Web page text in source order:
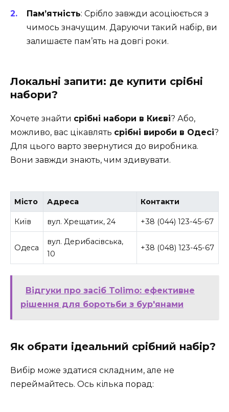
Пам’ятність: Срібло завжди асоціюється з
чимось значущим. Даруючи такий набір, ви
залишаєте пам’ять на довгі роки.
Локальні запити: де купити срібні
набори?
Хочете знайти срібні набори в Києві? Або,
можливо, вас цікавлять срібні вироби в Одесі?
Для цього варто звернутися до виробника.
Вони завжди знають, чим здивувати.
Місто Адреса Контакти
Київ вул. Хрещатик, 24 +38 (044) 123-45-67
Одеса
вул. Дерибасівська,
10
+38 (048) 123-45-67
Відгуки про засіб Tolimo: ефективне
рішення для боротьби з бур'янами
Як обрати ідеальний срібний набір?
Вибір може здатися складним, але не
переймайтесь. Ось кілька порад: